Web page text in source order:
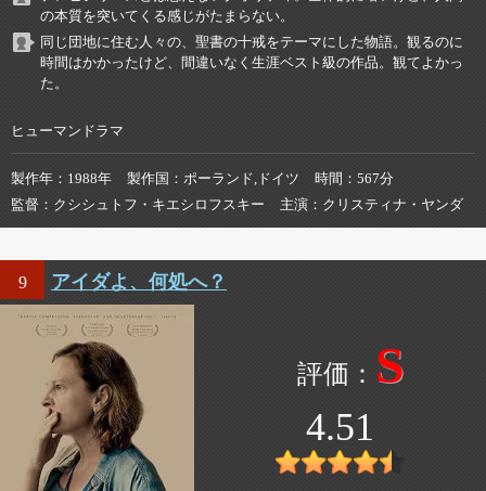
の本質を突いてくる感じがたまらない。
同じ団地に住む人々の、聖書の十戒をテーマにした物語。観るのに
時間はかかったけど、間違いなく生涯ベスト級の作品。観てよかっ
た。
ヒューマンドラマ
製作年 1988年 製作国 ポーランド,ドイツ 時間
567分
監督
クシシュトフ・キエシロフスキー 主演 クリスティナ・ヤンダ
9 アイダよ、何処へ？
S
4.51